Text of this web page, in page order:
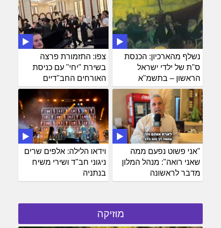
צפו: התזמורת פרצה
בשירת "יחי" עם כניסת
האורחים החב"דיים
נשלף מהארכיון: הכנסת
ס"ת של ילדי ישראל
הראשון – בתשמ"א
וידאו הלילה: אלפים שרים
ניגוני חב"ד ושירי משיח
בנתניה
"אני פשוט נפעם ממה
שאני רואה": מנהל המלון
מדבר לראשונה
מוזיקה